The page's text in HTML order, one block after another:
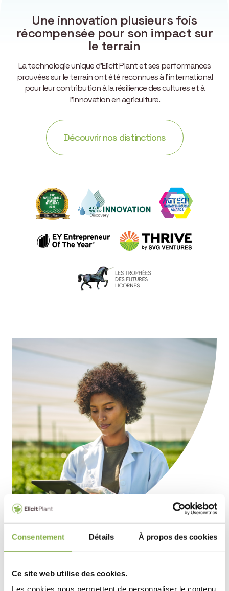
Consentement Détails À propos des cookies
Ce site web utilise des cookies.
Les cookies nous permettent de personnaliser le contenu
Une innovation plusieurs fois
récompensée pour son impact sur
le terrain
La technologie unique d’Elicit Plant et ses performances
prouvées sur le terrain ont été reconnues à l’international
pour leur contribution à la résilience des cultures et à
l’innovation en agriculture.
Découvrir nos distinctions